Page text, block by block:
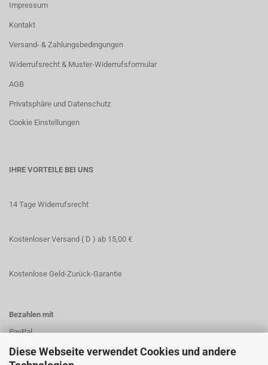
Diese Webseite verwendet Cookies und andere
Impressum
Kontakt
Versand- & Zahlungsbedingungen
Widerrufsrecht & Muster-Widerrufsformular
AGB
Privatsphäre und Datenschutz
Cookie Einstellungen
IHRE VORTEILE BEI UNS
14 Tage Widerrufsrecht
Kostenloser Versand ( D ) ab 15,00 €
Kostenlose Geld-Zurück-Garantie
Bezahlen mit
PayPal
Vorkasse